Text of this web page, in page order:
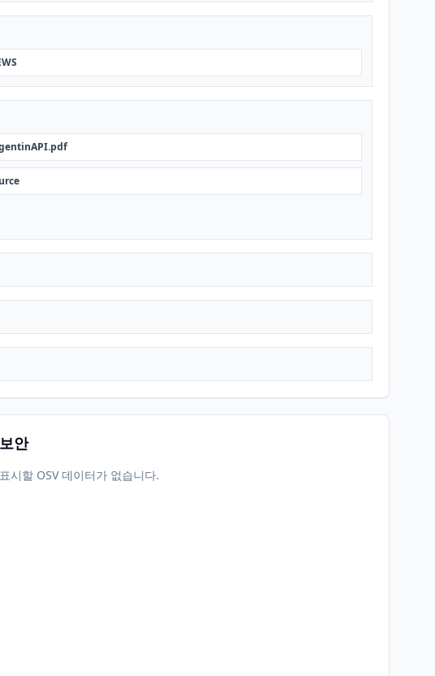
보안
표시할 OSV 데이터가 없습니다.